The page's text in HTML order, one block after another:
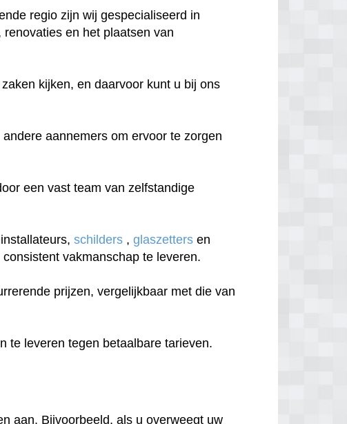
regio zijn wij gespecialiseerd in
renovaties en het plaatsen van
kijken, en daarvoor kunt u bij ons
aannemers om ervoor te zorgen
een vast team van zelfstandige
schilders ,glaszetters en
vakmanschap te leveren.
prijzen, vergelijkbaar met die van
te leveren tegen betaalbare tarieven.
aan. Bijvoorbeeld, als u overweegt uw